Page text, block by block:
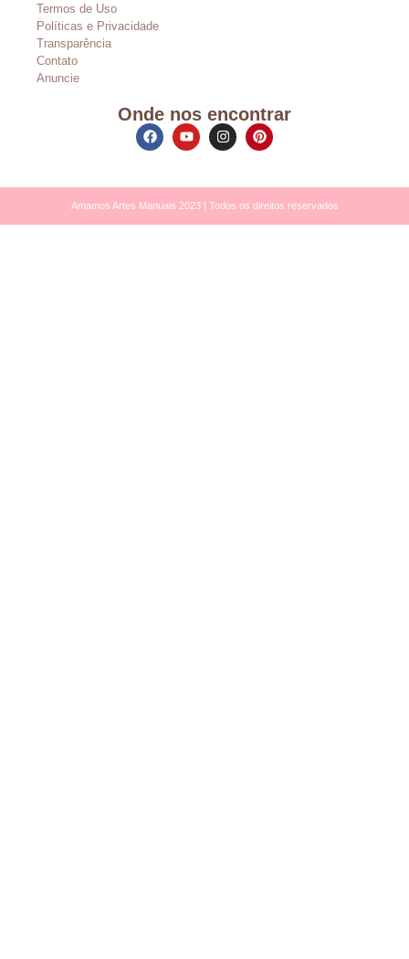
Termos de Uso
Políticas e Privacidade
Transparência
Contato
Anuncie
Onde nos encontrar
Amamos Artes Manuais 2023 | Todos os direitos reservados